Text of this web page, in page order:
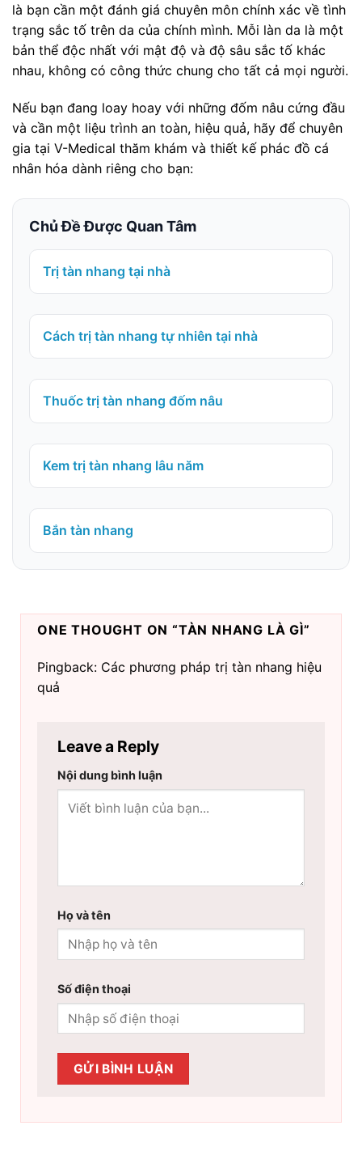
là bạn cần một đánh giá chuyên môn chính xác về tình
trạng sắc tố trên da của chính mình. Mỗi làn da là một
bản thể độc nhất với mật độ và độ sâu sắc tố khác
nhau, không có công thức chung cho tất cả mọi người.
Nếu bạn đang loay hoay với những đốm nâu cứng đầu
và cần một liệu trình an toàn, hiệu quả, hãy để chuyên
gia tại V-Medical thăm khám và thiết kế phác đồ cá
nhân hóa dành riêng cho bạn:
Chủ Đề Được Quan Tâm
Trị tàn nhang tại nhà
Cách trị tàn nhang tự nhiên tại nhà
Thuốc trị tàn nhang đốm nâu
Kem trị tàn nhang lâu năm
Bắn tàn nhang
ONE THOUGHT ON “TÀN NHANG LÀ GÌ”
Pingback: Các phương pháp trị tàn nhang hiệu
quả
Leave a Reply
Nội dung bình luận
Họ và tên
Số điện thoại